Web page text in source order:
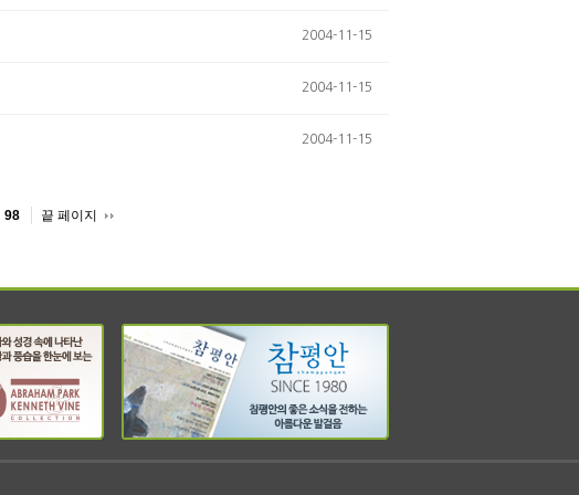
2004-11-15
2004-11-15
2004-11-15
98 끝 페이지